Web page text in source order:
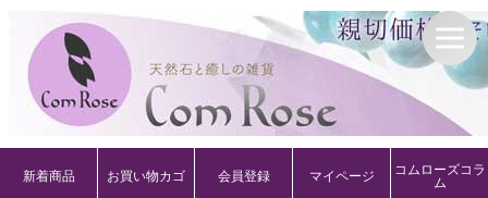
新着商品 お買い物カゴ 会員登録 マイページ
コムローズコラ
ム